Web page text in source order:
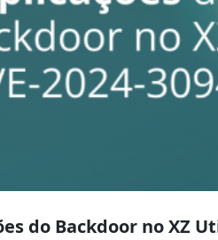
do Backdoor no XZ